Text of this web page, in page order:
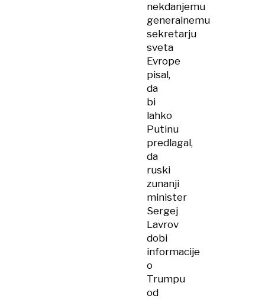
nekdanjemu
generalnemu
sekretarju
sveta
Evrope
pisal,
da
bi
lahko
Putinu
predlagal,
da
ruski
zunanji
minister
Sergej
Lavrov
dobi
informacije
o
Trumpu
od